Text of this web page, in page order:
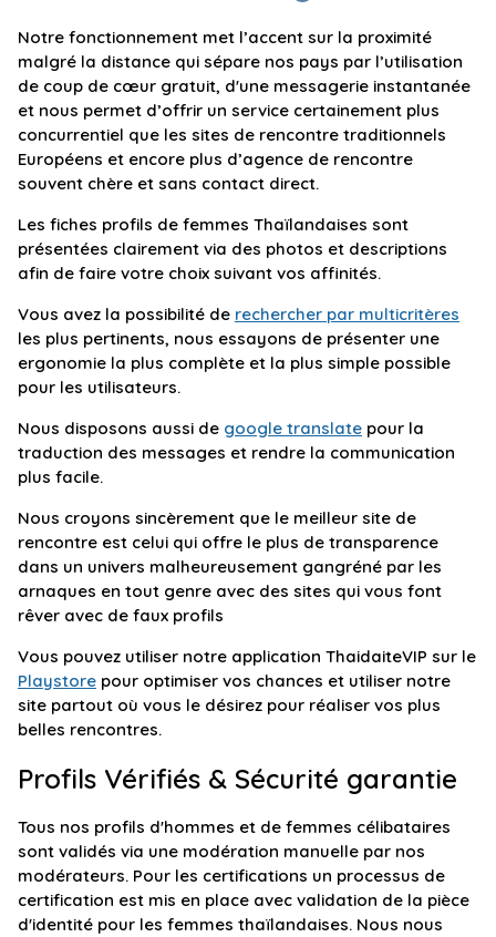
Notre fonctionnement met l’accent sur la proximité
malgré la distance qui sépare nos pays par l’utilisation
de coup de cœur gratuit, d'une messagerie instantanée
et nous permet d’offrir un service certainement plus
concurrentiel que les sites de rencontre traditionnels
Européens et encore plus d’agence de rencontre
souvent chère et sans contact direct.
Les fiches profils de femmes Thaïlandaises sont
présentées clairement via des photos et descriptions
afin de faire votre choix suivant vos affinités.
Vous avez la possibilité de rechercher par multicritères
les plus pertinents, nous essayons de présenter une
ergonomie la plus complète et la plus simple possible
pour les utilisateurs.
Nous disposons aussi de google translate pour la
traduction des messages et rendre la communication
plus facile.
Nous croyons sincèrement que le meilleur site de
rencontre est celui qui offre le plus de transparence
dans un univers malheureusement gangréné par les
arnaques en tout genre avec des sites qui vous font
rêver avec de faux profils
Vous pouvez utiliser notre application ThaidaiteVIP sur le
Playstore pour optimiser vos chances et utiliser notre
site partout où vous le désirez pour réaliser vos plus
belles rencontres.
Profils Vérifiés & Sécurité garantie
Tous nos profils d'hommes et de femmes célibataires
sont validés via une modération manuelle par nos
modérateurs. Pour les certifications un processus de
certification est mis en place avec validation de la pièce
d'identité pour les femmes thaïlandaises. Nous nous